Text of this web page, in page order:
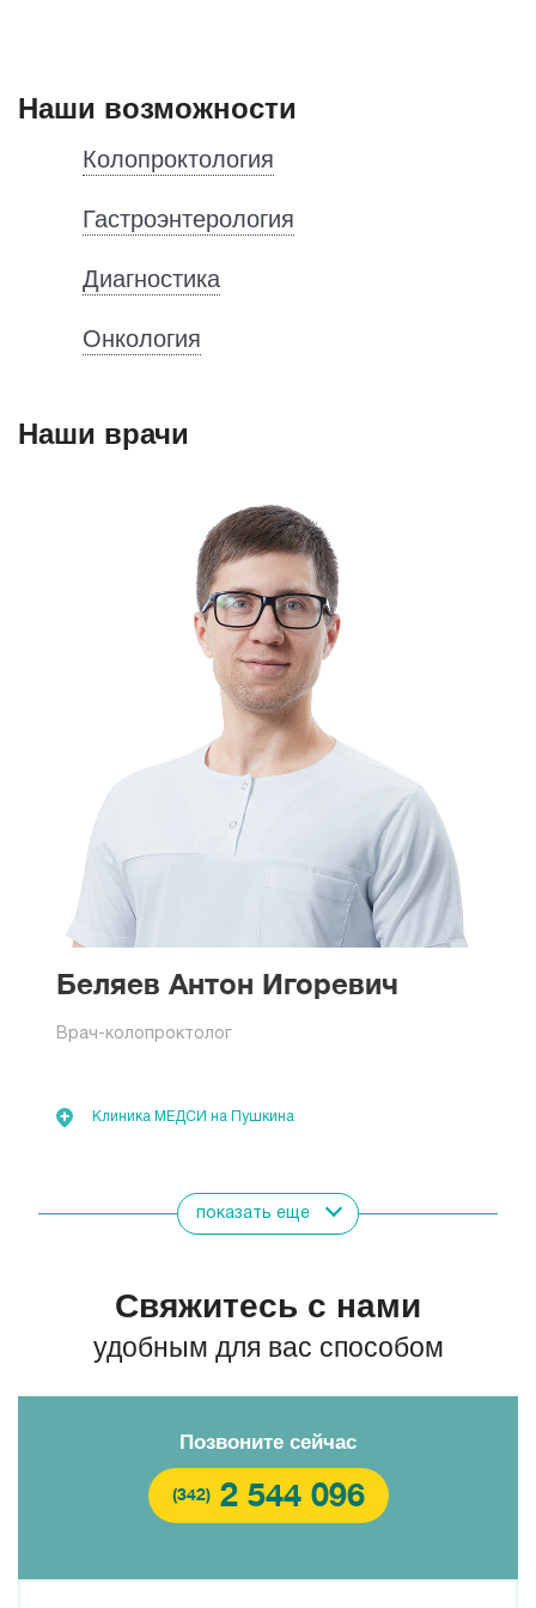
Наши возможности
Колопроктология
Гастроэнтерология
Диагностика
Онкология
Наши врачи
Беляев Антон Игоревич
Врач-колопроктолог
Клиника МЕДСИ на Пушкина
Показать всех врачей
показать еще
Свяжитесь с нами
удобным для вас способом
Позвоните сейчас
(342) 2 544 096